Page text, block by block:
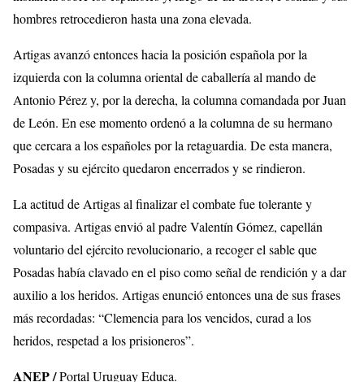
hombres retrocedieron hasta una zona elevada.
Artigas avanzó entonces hacia la posición española por la
izquierda con la columna oriental de caballería al mando de
Antonio Pérez y, por la derecha, la columna comandada por Juan
de León. En ese momento ordenó a la columna de su hermano
que cercara a los españoles por la retaguardia. De esta manera,
Posadas y su ejército quedaron encerrados y se rindieron.
La actitud de Artigas al finalizar el combate fue tolerante y
compasiva. Artigas envió al padre Valentín Gómez, capellán
voluntario del ejército revolucionario, a recoger el sable que
Posadas había clavado en el piso como señal de rendición y a dar
auxilio a los heridos. Artigas enunció entonces una de sus frases
más recordadas: “Clemencia para los vencidos, curad a los
heridos, respetad a los prisioneros”.
ANEP /Portal Uruguay Educa.